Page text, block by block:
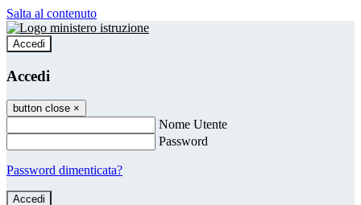
Salta al contenuto
Accedi
Accedi
button close ×
Nome Utente
Password
Password dimenticata?